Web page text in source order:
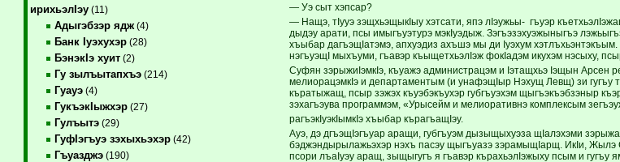
ирихьэлIэу(11)
Адыгэбзэр ядж(4)
Банк Iуэхухэр(28)
БэнэкIэ хуит(2)
Гу зылъытапхъэ(214)
Гуауэ(4)
ГукъэкIыжхэр(27)
Гулъытэ(29)
ГуфIэгъуэ зэхыхьэхэр(42)
Гъуазджэ(190)
— Уэ сыт хэпсар?
— Нащэ, тIууэ зэщхьэщыкIыу хэтсати, япэ лIэужьы- гъуэр
дыдэу арати, псы имыгъуэтурэ мэкIуэдыж. Зэгъэзэхуэжыныгъэ
хъыбар дагъэщIатэмэ, апхуэдиз ахъшэ мы ди Iуэхум хэтлъхьэнтэкъым.
нэгъуэщI мыхъуми, гъавэр къыщетхьэлIэж фокIадэм икухэм нэсыху,
Суфян зэрыжиIэмкIэ, къуажэ администрацэм и Iэтащхьэ Iэщын Арсен
мелиорацэмкIэ и департаментым (и унафэщIыр Нэхущ Левщ) зи гугъу
къратыжащ, псыр зэжэх къуэбэкъухэр губгъуэхэм щыгъэкъэбзэныр
зэхагъэува программэм, «Урысейм и мелиоративнэ комплексым
рагъэкIуэкIымкIэ хъыбар кърагъащIэу.
Ауэ, дэ дгъэщIэгъуар аращи, губгъуэм дызыщыхуэза щIалэхэми
бэджэндырылажьэхэр нэхъ пасэу щыгъуазэ зэрамыщIарщ. ИкIи,
псори лъаIуэу аращ, зыщыгугъ я гъавэр кърахьэлIэжыху псым и